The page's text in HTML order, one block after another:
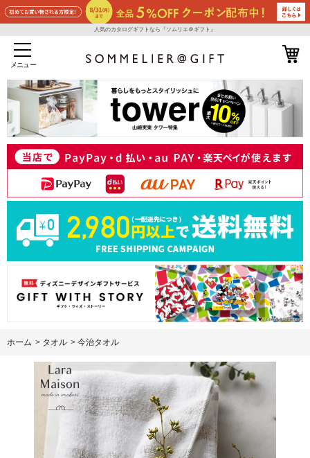
人気のカタログギフトなら『ソムリエ＠ギフト』
メニュー
ホーム > タオル > 今治タオル